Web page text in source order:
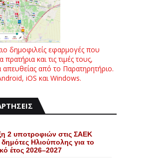
δημοφιλείς εφαρμογές που
και τις τιμές τους,
από το Παρατηρητήριο.
iOS και Windows.
2 υποτροφιών στις ΣΑΕΚ
Ηλιούπολης για το
έτος 2026–2027